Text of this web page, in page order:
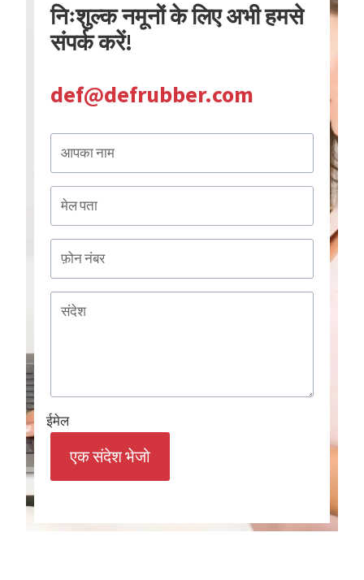
निःशुल्क नमूनों के लिए अभी हमसे
संपर्क करें!
def@defrubber.com
ईमेल
एक संदेश भेजो